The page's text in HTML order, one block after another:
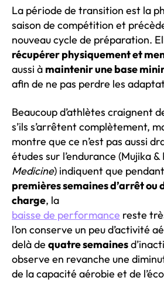
La période de transition est la
saison de compétition et
nouveau cycle de préparation.
récupérer physiquement et
aussi à maintenir une base
afin de ne pas perdre les
Beaucoup d’athlètes craignent
s’ils s’arrêtent complètement,
montre que ce n’est pas aussi
études sur l’endurance (Mujika &
Medicine) indiquent que
premières semaines d’arrêt ou
charge, la
baisse de performance reste
l’on conserve un peu d’activité
delà de quatre semaines
observe en revanche une
de la capacité aérobie et de